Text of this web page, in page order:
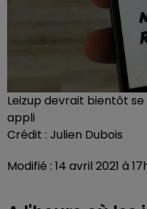
Leizup devrait bientôt
appli
Crédit : Julien Dubois
Modifié : 14 avril 2021 à